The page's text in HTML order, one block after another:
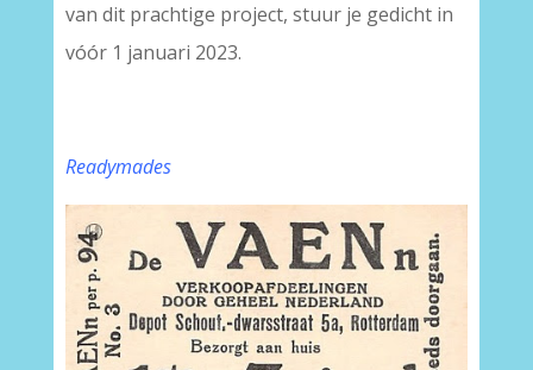
van dit prachtige project, stuur je gedicht in
vóór 1 januari 2023.
Readymades